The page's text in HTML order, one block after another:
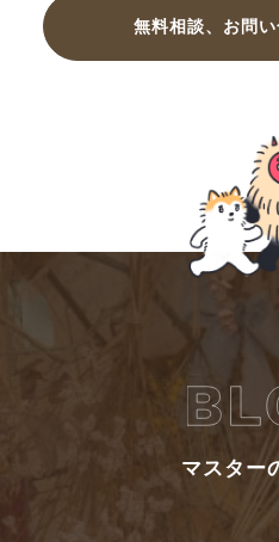
無料相談、お問
マスター